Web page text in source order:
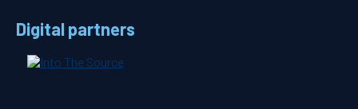
Digital partners